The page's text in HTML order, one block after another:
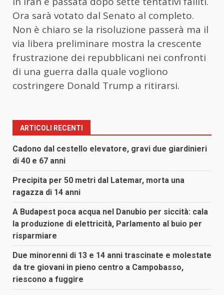
Ora sarà votato dal Senato al completo.
Non è chiaro se la risoluzione passerà ma il
via libera preliminare mostra la crescente
frustrazione dei repubblicani nei confronti
di una guerra dalla quale vogliono
costringere Donald Trump a ritirarsi.
ARTICOLI RECENTI
Cadono dal cestello elevatore, gravi due giardinieri
di 40 e 67 anni
Precipita per 50 metri dal Latemar, morta una
ragazza di 14 anni
A Budapest poca acqua nel Danubio per siccità: cala
la produzione di elettricità, Parlamento al buio per
risparmiare
Due minorenni di 13 e 14 anni trascinate e molestate
da tre giovani in pieno centro a Campobasso,
riescono a fuggire